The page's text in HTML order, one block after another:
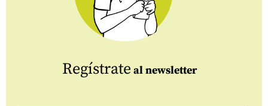
Regístrate al newsletter